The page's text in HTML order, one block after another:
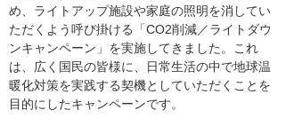
め、ライトアップ施設や家庭の照明を消してい
ただくよう呼び掛ける「CO2削減／ライトダウ
ンキャンペーン」を実施してきました。これ
は、広く国民の皆様に、日常生活の中で地球温
暖化対策を実践する契機としていただくことを
目的にしたキャンペーンです。